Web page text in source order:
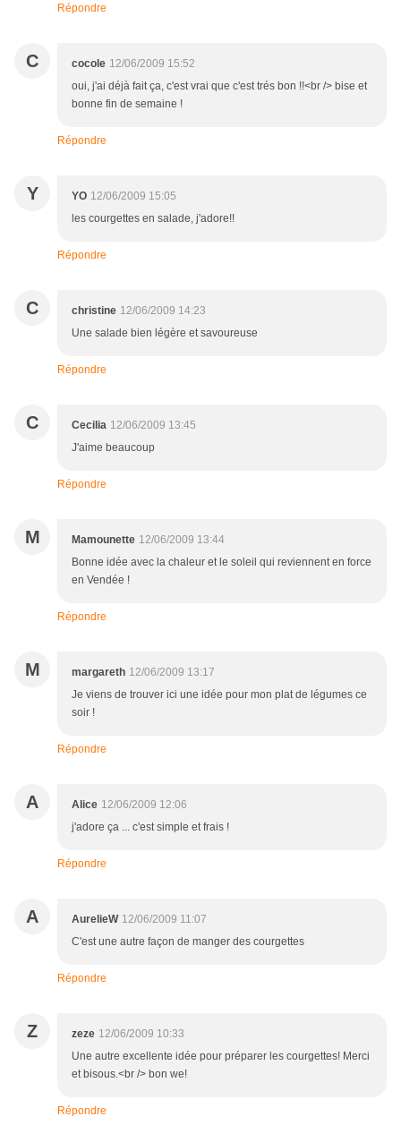
Répondre
C cocole 12/06/2009 15:52
oui, j'ai déjà fait ça, c'est vrai que c'est trés bon !!<br /> bise et
bonne fin de semaine !
Répondre
Y YO 12/06/2009 15:05
les courgettes en salade, j'adore!!
Répondre
C christine 12/06/2009 14:23
Une salade bien légère et savoureuse
Répondre
C Cecilia 12/06/2009 13:45
J'aime beaucoup
Répondre
M Mamounette 12/06/2009 13:44
Bonne idée avec la chaleur et le soleil qui reviennent en force
en Vendée !
Répondre
M margareth 12/06/2009 13:17
Je viens de trouver ici une idée pour mon plat de légumes ce
soir !
Répondre
A Alice 12/06/2009 12:06
j'adore ça ... c'est simple et frais !
Répondre
A AurelieW 12/06/2009 11:07
C'est une autre façon de manger des courgettes
Répondre
Z zeze 12/06/2009 10:33
Une autre excellente idée pour préparer les courgettes! Merci
et bisous.<br /> bon we!
Répondre